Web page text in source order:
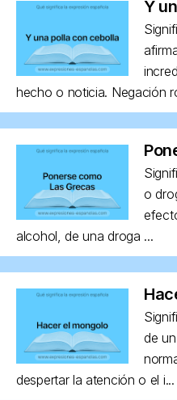
Y
hecho o noticia. Negación
o
alcohol, de una droga ...
de
despertar la atención o el i...